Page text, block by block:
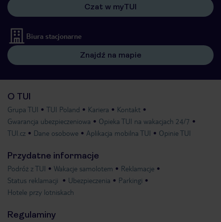
Czat w myTUI
Biura stacjonarne
Znajdź na mapie
O TUI
Grupa TUI TUI Poland Kariera
Kontakt
Gwarancja ubezpieczeniowa
Opieka TUI na wakacjach 24/7
TUI.cz
Dane osobowe Aplikacja mobilna TUI Opinie TUI
Przydatne informacje
Podróż z TUI Wakacje samolotem
Reklamacje
Status reklamacji
Ubezpieczenia
Parkingi
Hotele przy lotniskach
Regulaminy